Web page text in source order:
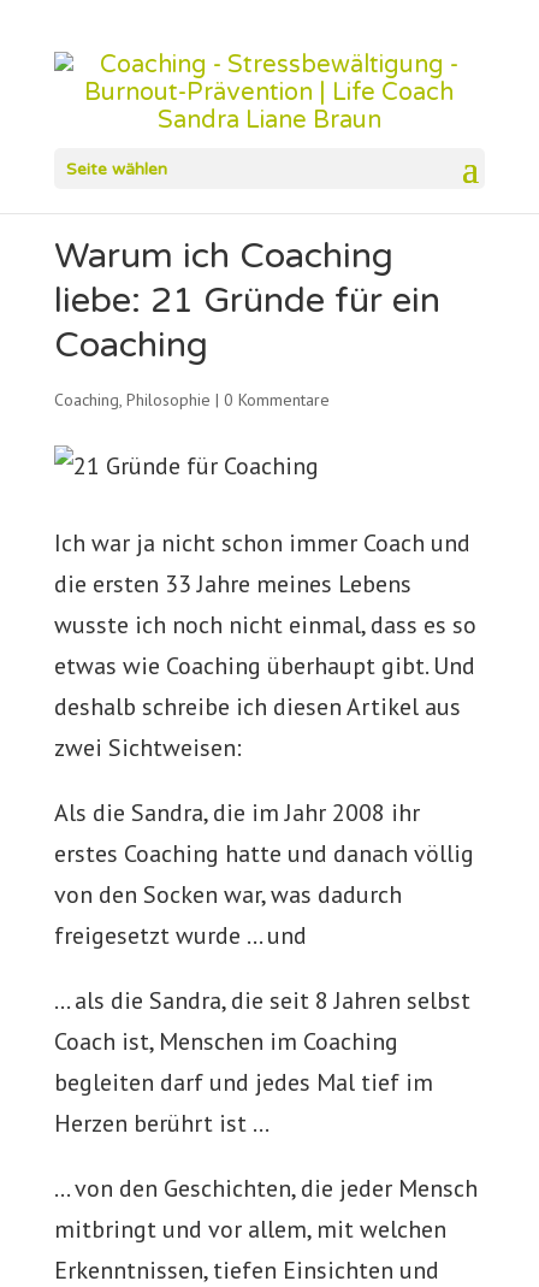
Seite wählen
Warum ich Coaching
liebe: 21 Gründe für ein
Coaching
Coaching, Philosophie | 0 Kommentare
Ich war ja nicht schon immer Coach und
die ersten 33 Jahre meines Lebens
wusste ich noch nicht einmal, dass es so
etwas wie Coaching überhaupt gibt. Und
deshalb schreibe ich diesen Artikel aus
zwei Sichtweisen:
Als die Sandra, die im Jahr 2008 ihr
erstes Coaching hatte und danach völlig
von den Socken war, was dadurch
freigesetzt wurde … und
… als die Sandra, die seit 8 Jahren selbst
Coach ist, Menschen im Coaching
begleiten darf und jedes Mal tief im
Herzen berührt ist …
… von den Geschichten, die jeder Mensch
mitbringt und vor allem, mit welchen
Erkenntnissen, tiefen Einsichten und